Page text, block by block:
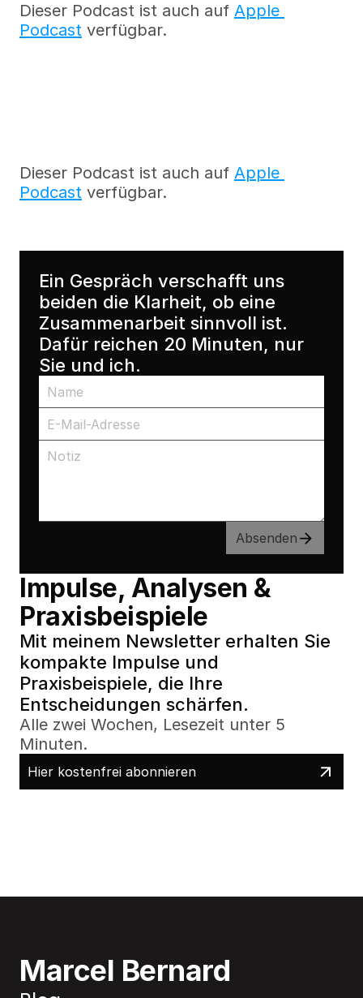
Dieser Podcast ist auch auf Apple
Podcast verfügbar.
Dieser Podcast ist auch auf Apple
Podcast verfügbar.
Ein Gespräch verschafft uns
beiden die Klarheit, ob eine
Zusammenarbeit sinnvoll ist.
Dafür reichen 20 Minuten, nur
Sie und ich.
Absenden
Impulse, Analysen &
Praxisbeispiele
Mit meinem Newsletter erhalten Sie
kompakte Impulse und
Praxisbeispiele, die Ihre
Entscheidungen schärfen.
Alle zwei Wochen, Lesezeit unter 5
Minuten.
Hier kostenfrei abonnieren
Marcel Bernard